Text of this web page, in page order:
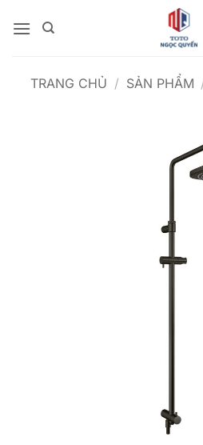
qua
TRANG CHỦ / SẢN PHẨM